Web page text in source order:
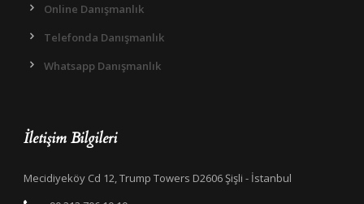
Online Danışmanlık
Telefonda Danışmanlık
Whatsapp Danışmanlık
İletişim Bilgileri
Mecidiyeköy Cd 12, Trump Towers D2606 Şişli - İstanbul